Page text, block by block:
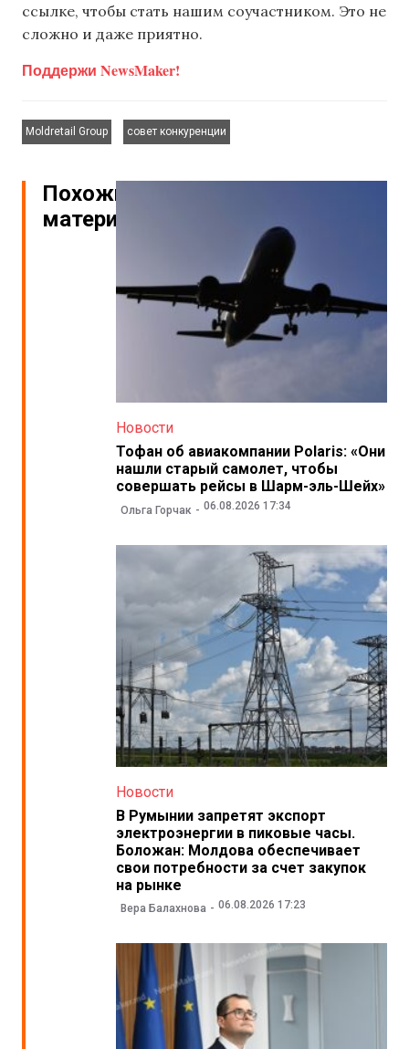
ссылке, чтобы стать нашим соучастником. Это не
сложно и даже приятно.
Поддержи NewsMaker!
Moldretail Group
совет конкуренции
Похожие
материалы
Новости
Тофан об авиакомпании Polaris: «Они
нашли старый самолет, чтобы
совершать рейсы в Шарм-эль-Шейх»
Ольга Горчак 06.08.2026 17:34
Новости
В Румынии запретят экспорт
электроэнергии в пиковые часы.
Боложан: Молдова обеспечивает
свои потребности за счет закупок
на рынке
Вера Балахнова 06.08.2026 17:23